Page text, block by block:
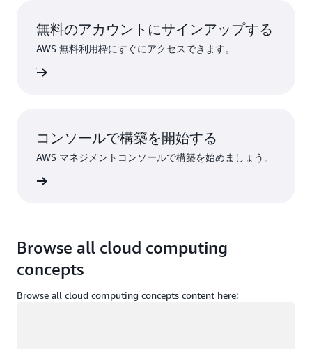
無料のアカウントにサインアップする
AWS 無料利用枠にすぐにアクセスできます。
コンソールで構築を開始する
AWS マネジメントコンソールで構築を始めましょう。
Browse all cloud computing
concepts
Browse all cloud computing concepts content here: